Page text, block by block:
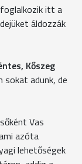
itt a
áldozzák
Kőszeg
adunk, de
Vas
azóta
lehetőségek